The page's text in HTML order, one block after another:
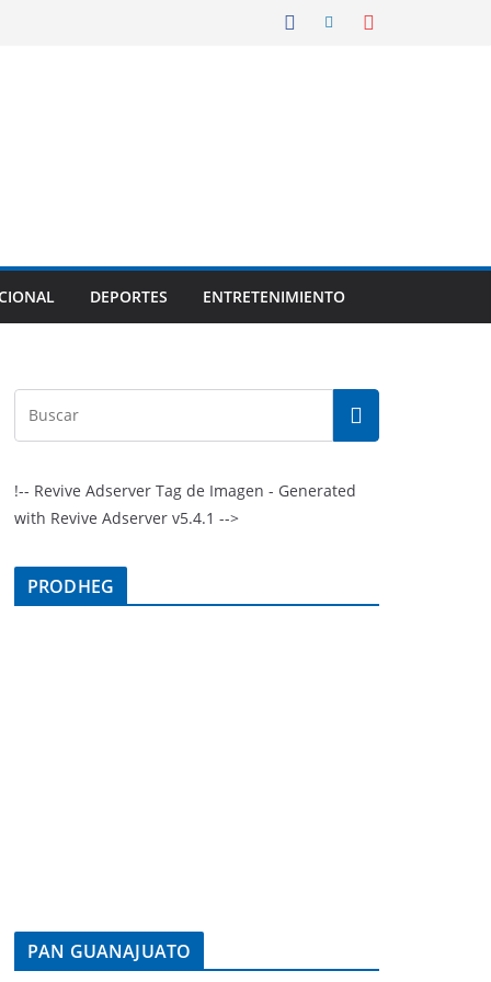
DEPORTES ENTRETENIMIENTO
!-- Revive Adserver Tag de Imagen - Generated
with Revive Adserver v5.4.1 -->
PRODHEG
PAN GUANAJUATO